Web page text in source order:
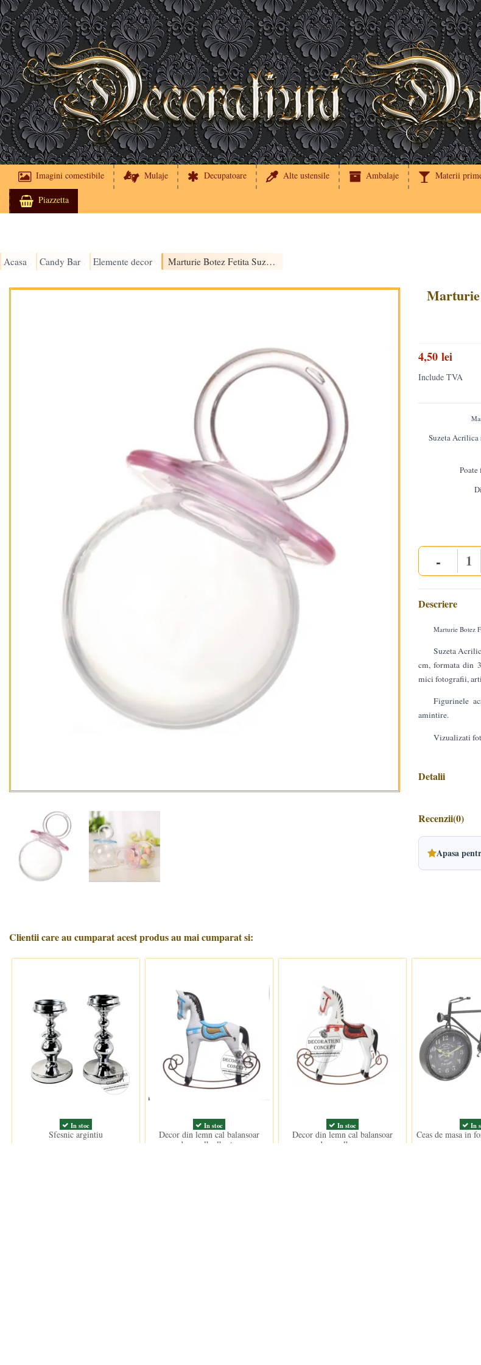
Imagini comestibile Mulaje Decupatoare Alte ustensile Ambalaje Materii
Piazzetta
Acasa Candy Bar Elemente decor Marturie Botez Fetita Suzeta Acrilica roz fillable 8cm
Marturie
4,50 lei
Include TVA
Suzeta
-
Descriere
Marturie Botez
Suzeta
cm, formata din
mici fotografii,
Figurinele
amintire.
Vizualizati
Detalii
Recenzii(0)
Apasa
Clientii care au cumparat acest produs au mai cumparat si:
In stoc
Sfesnic argintiu
In stoc
Decor din lemn cal balansoar
decor alb albastru
In stoc
Decor din lemn cal balansoar
decor alb rosu
In
Ceas de masa in